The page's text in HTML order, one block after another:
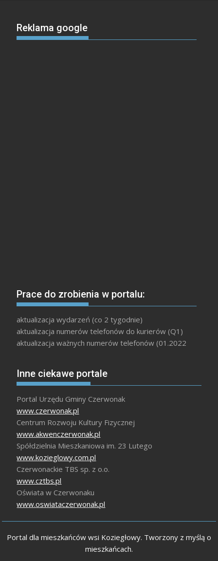
Reklama google
Prace do zrobienia w portalu:
aktualizacja wydarzeń (co 2 tygodnie)
aktualizacja numerów telefonów do kurierów (Q1)
aktualizacja ważnych numerów telefonów (01.2022
Inne ciekawe portale
Portal Urzędu Gminy Czerwonak
www.czerwonak.pl
Centrum Rozwoju Kultury Fizycznej
www.akwenczerwonak.pl
Spółdzielnia Mieszkaniowa im. 23 Lutego
www.kozieglowy.com.pl
Czerwonackie TBS sp. z o.o.
www.cztbs.pl
Oświata w Czerwonaku
www.oswiataczerwonak.pl
Portal dla mieszkańców wsi Koziegłowy. Tworzony z myślą o
mieszkańcach.